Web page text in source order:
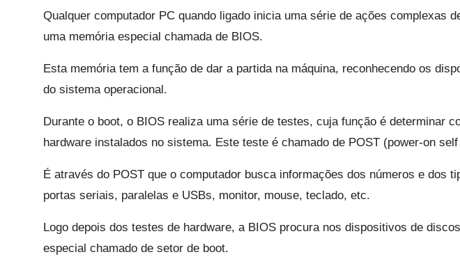
Qualquer computador PC quando ligado inicia uma série de ações complexas
uma memória especial chamada de BIOS.
Esta memória tem a função de dar a partida na máquina, reconhecendo os
do sistema operacional.
Durante o boot, o BIOS realiza uma série de testes, cuja função é determinar
hardware instalados no sistema. Este teste é chamado de POST (power-on self
É através do POST que o computador busca informações dos números e dos
portas seriais, paralelas e USBs, monitor, mouse, teclado, etc.
Logo depois dos testes de hardware, a BIOS procura nos dispositivos de
especial chamado de setor de boot.